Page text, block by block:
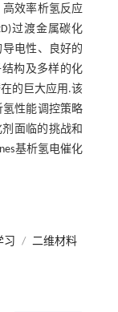
效率析氢反应
过渡金属碳化
电性、良好的
构及多样的化
的巨大应用.该
氢性能调控策略
面临的挑战和
基析氢电催化
习 / 二维材料